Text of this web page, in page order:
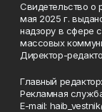
Свидетельство о
мая 2025 г.
надзору в сфере
массовых
Директор-
Главный
Рекламная
Е-mаil: